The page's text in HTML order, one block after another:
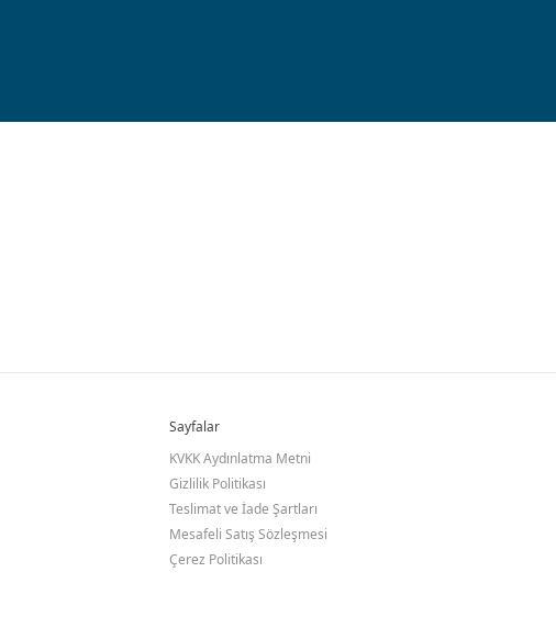
Sayfalar
KVKK Aydınlatma Metni
Gizlilik Politikası
Teslimat ve İade Şartları
Mesafeli Satış Sözleşmesi
Çerez Politikası